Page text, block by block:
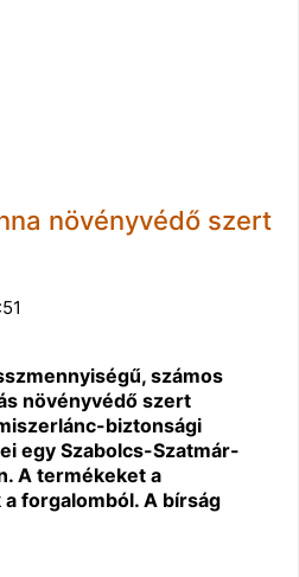
növényvédő szert
számos
növényvédő szert
biztonsági
egy Szabolcs-Szatmár-
A termékeket a
forgalomból. A bírság